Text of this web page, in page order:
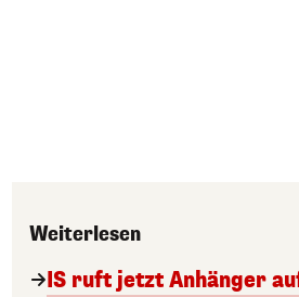
Weiterlesen
IS ruft jetzt Anhänger